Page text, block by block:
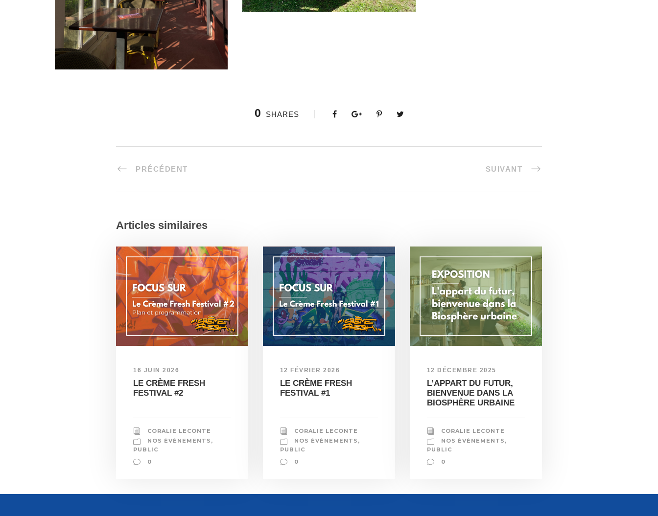
0 SHARES
PRÉCÉDENT SUIVANT
Articles similaires
16 JUIN 2026
LE CRÈME FRESH
FESTIVAL #2
CORALIE LECONTE
NOS ÉVÉNEMENTS ,
PUBLIC
0
12 FÉVRIER 2026
LE CRÈME FRESH
FESTIVAL #1
CORALIE LECONTE
NOS ÉVÉNEMENTS ,
PUBLIC
0
12 DÉCEMBRE 2025
L’APPART DU FUTUR,
BIENVENUE DANS LA
BIOSPHÈRE URBAINE
CORALIE LECONTE
NOS ÉVÉNEMENTS ,
PUBLIC
0